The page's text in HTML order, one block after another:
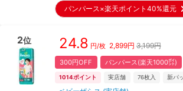
パンパース×楽天ポイント40%還元
2位 24.8 円/枚 2,899円 3,199円
300円OFF パンパース(楽天1000㌽)
1014ポイント 実店舗 76枚入 新パ